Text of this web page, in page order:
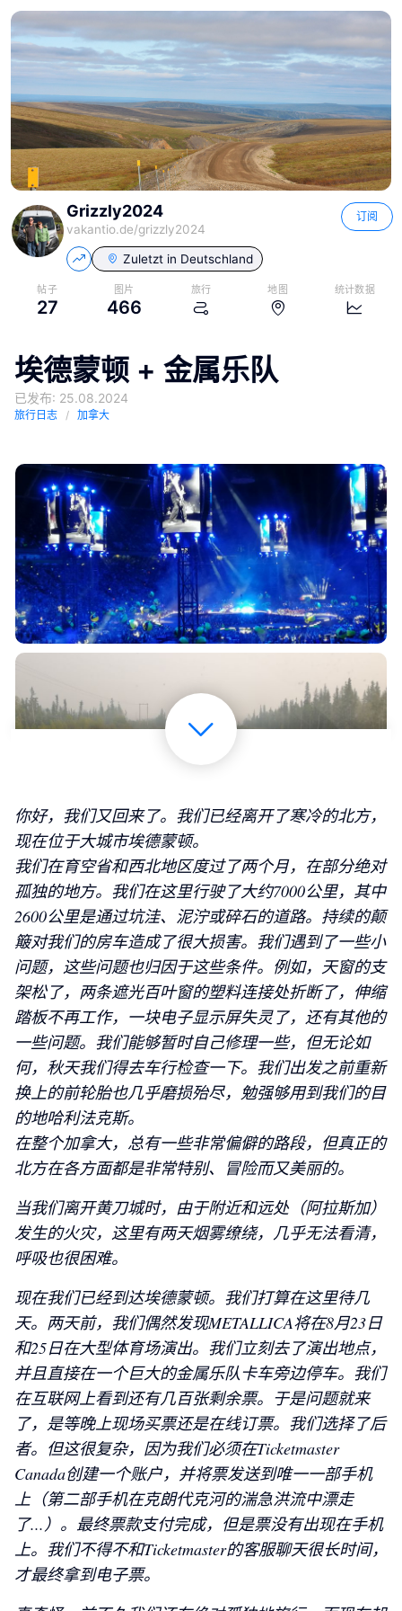
Grizzly2024
vakantio.de/grizzly2024
订阅
Zuletzt in Deutschland
帖子
27
图片
466
旅行 地图 统计数据
埃德蒙顿 + 金属乐队
已发布: 25.08.2024
旅行日志 加拿大
你好，我们又回来了。我们已经离开了寒冷的北方，
现在位于大城市埃德蒙顿。
我们在育空省和西北地区度过了两个月，在部分绝对
孤独的地方。我们在这里行驶了大约7000公里，其中
2600公里是通过坑洼、泥泞或碎石的道路。持续的颠
簸对我们的房车造成了很大损害。我们遇到了一些小
问题，这些问题也归因于这些条件。例如，天窗的支
架松了，两条遮光百叶窗的塑料连接处折断了，伸缩
踏板不再工作，一块电子显示屏失灵了，还有其他的
一些问题。我们能够暂时自己修理一些，但无论如
何，秋天我们得去车行检查一下。我们出发之前重新
换上的前轮胎也几乎磨损殆尽，勉强够用到我们的目
的地哈利法克斯。
在整个加拿大，总有一些非常偏僻的路段，但真正的
北方在各方面都是非常特别、冒险而又美丽的。
当我们离开黄刀城时，由于附近和远处（阿拉斯加）
发生的火灾，这里有两天烟雾缭绕，几乎无法看清，
呼吸也很困难。
现在我们已经到达埃德蒙顿。我们打算在这里待几
天。两天前，我们偶然发现METALLICA将在8月23日
和25日在大型体育场演出。我们立刻去了演出地点，
并且直接在一个巨大的金属乐队卡车旁边停车。我们
在互联网上看到还有几百张剩余票。于是问题就来
了，是等晚上现场买票还是在线订票。我们选择了后
者。但这很复杂，因为我们必须在Ticketmaster
Canada创建一个账户，并将票发送到唯一一部手机
上（第二部手机在克朗代克河的湍急洪流中漂走
了...）。最终票款支付完成，但是票没有出现在手机
上。我们不得不和Ticketmaster的客服聊天很长时间，
才最终拿到电子票。